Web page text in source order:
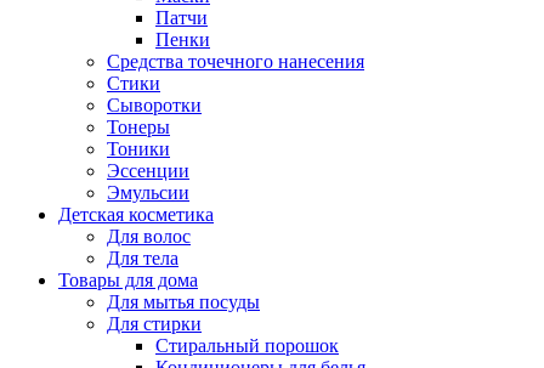
Патчи
Пенки
Средства точечного нанесения
Стики
Сыворотки
Тонеры
Тоники
Эссенции
Эмульсии
Детская косметика
Для волос
Для тела
Товары для дома
Для мытья посуды
Для стирки
Стиральный порошок